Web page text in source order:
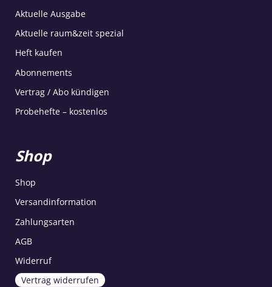
Aktuelle Ausgabe
Aktuelle raum&zeit spezial
Heft kaufen
Abonnements
Vertrag / Abo kündigen
Probehefte – kostenlos
Shop
Shop
Versandinformation
Zahlungsarten
AGB
Widerruf
Vertrag widerrufen